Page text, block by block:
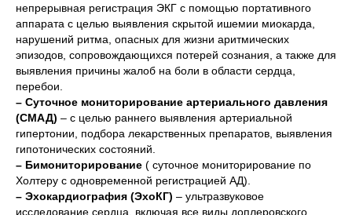
непрерывная регистрация ЭКГ с помощью портативного
аппарата с целью выявления скрытой ишемии миокарда,
нарушений ритма, опасных для жизни аритмических
эпизодов, сопровождающихся потерей сознания, а также для
выявления причины жалоб на боли в области сердца,
перебои.
– Суточное мониторирование артериального давления
(СМАД) – с целью раннего выявления артериальной
гипертонии, подбора лекарственных препаратов, выявления
гипотонических состояний.
– Бимониторирование ( суточное мониторирование по
Холтеру с одновременной регистрацией АД).
– Эхокардиография (ЭхоКГ) – ультразвуковое
исследование сердца, включая все виды доплеровского